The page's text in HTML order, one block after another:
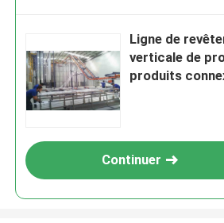
SOUMETTRE
Ligne de
verticale de
produits
Continuer